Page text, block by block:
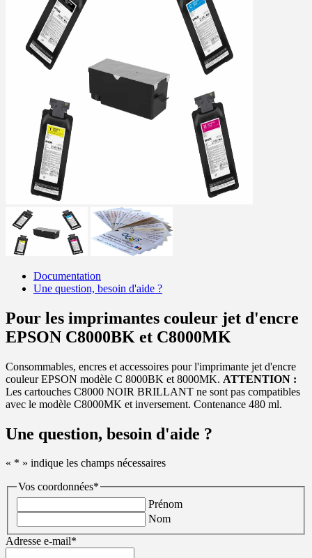
Documentation
Une question, besoin d'aide ?
Pour les imprimantes couleur jet d'encre
EPSON C8000BK et C8000MK
Consommables, encres et accessoires pour l'imprimante jet d'encre
couleur EPSON modèle C 8000BK et 8000MK. ATTENTION :
Les cartouches C8000 NOIR BRILLANT ne sont pas compatibles
avec le modèle C8000MK et inversement. Contenance 480 ml.
Une question, besoin d'aide ?
« * » indique les champs nécessaires
Vos coordonnées*
Prénom
Nom
Adresse e-mail*